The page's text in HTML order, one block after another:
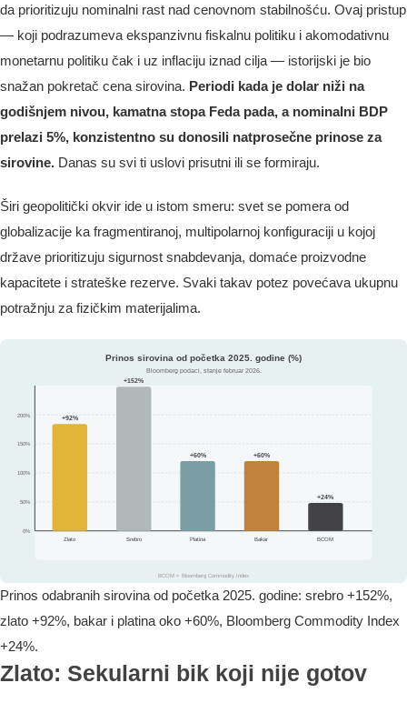
da prioritizuju nominalni rast nad cenovnom stabilnošću. Ovaj pristup
— koji podrazumeva ekspanzivnu fiskalnu politiku i akomodativnu
monetarnu politiku čak i uz inflaciju iznad cilja — istorijski je bio
snažan pokretač cena sirovina. Periodi kada je dolar niži na
godišnjem nivou, kamatna stopa Feda pada, a nominalni BDP
prelazi 5%, konzistentno su donosili natprosečne prinose za
sirovine. Danas su svi ti uslovi prisutni ili se formiraju.
Širi geopolitički okvir ide u istom smeru: svet se pomera od
globalizacije ka fragmentiranoj, multipolarnoj konfiguraciji u kojoj
države prioritizuju sigurnost snabdevanja, domaće proizvodne
kapacitete i strateške rezerve. Svaki takav potez povećava ukupnu
potražnju za fizičkim materijalima.
Prinos odabranih sirovina od početka 2025. godine: srebro +152%,
zlato +92%, bakar i platina oko +60%, Bloomberg Commodity Index
+24%.
Zlato: Sekularni bik koji nije gotov